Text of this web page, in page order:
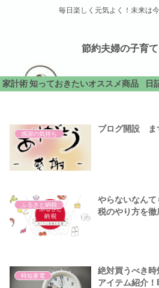
毎日楽しく元気よく！未来は
節約夫婦の子育
家計術 知っておきたいオススメ商品 日
感謝の気持ち
ブログ開設 ま
ふるさと納税
やらないなん
税のやり方を徹
時短家電
絶対買うべき
アイテム紹介